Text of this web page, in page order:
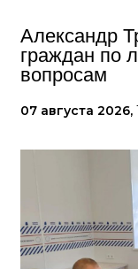
Александр
граждан по
вопросам
07 августа 2026,